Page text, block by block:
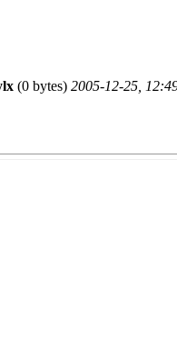
(0 bytes) 2005-12-25,